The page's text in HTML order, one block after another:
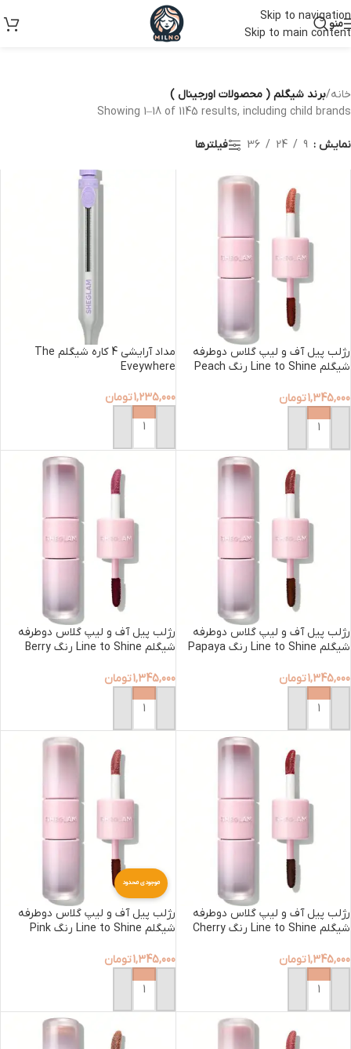
Skip to navigation
Skip to main content
منو
خانه/برند شیگلم ( محصولات اورجینال )
Showing 1–18 of 1145 results, including child brands
نمایش 9
24
36 فیلترها
رژلب پیل آف و لیپ گلاس دوطرفه
شیگلم Line to Shine رنگ Peach
1,345,000تومان
افزودن به سبد خرید
مداد آرایشی 4 کاره شیگلم The
Eveywhere
1,235,000تومان
افزودن به سبد خرید
رژلب پیل آف و لیپ گلاس دوطرفه
شیگلم Line to Shine رنگ Papaya
1,345,000تومان
افزودن به سبد خرید
رژلب پیل آف و لیپ گلاس دوطرفه
شیگلم Line to Shine رنگ Berry
1,345,000تومان
افزودن به سبد خرید
رژلب پیل آف و لیپ گلاس دوطرفه
شیگلم Line to Shine رنگ Cherry
1,345,000تومان
افزودن به سبد خرید
موجودی محدود
رژلب پیل آف و لیپ گلاس دوطرفه
شیگلم Line to Shine رنگ Pink
1,345,000تومان
افزودن به سبد خرید